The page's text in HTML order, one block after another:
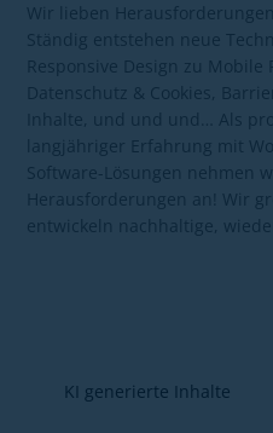
Wir lieben
Ständig entstehen neue
Responsive Design zu Mobile
Datenschutz & Cookies,
Inhalte, und und und… Als
langjähriger Erfahrung mit
Software-Lösungen nehmen
Herausforderungen an! Wir
entwickeln nachhaltige,
KI generierte Inhalte